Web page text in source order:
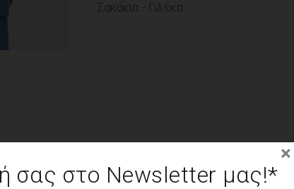
Σακάκια - Γιλέκα
σας στο Newsletter μας!*
×